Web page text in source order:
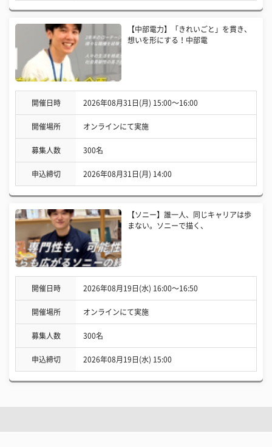
【中部電力】「きれいごと」を貫き、
想いを形にする！中部電
開催日時 2026年08月31日(月) 15:00〜16:00
開催場所 オンラインにて実施
募集人数 300名
申込締切 2026年08月31日(月) 14:00
【ソニー】誰一人、同じキャリアは歩
まない。ソニーで描く、
開催日時 2026年08月19日(水) 16:00〜16:50
開催場所 オンラインにて実施
募集人数 300名
申込締切 2026年08月19日(水) 15:00